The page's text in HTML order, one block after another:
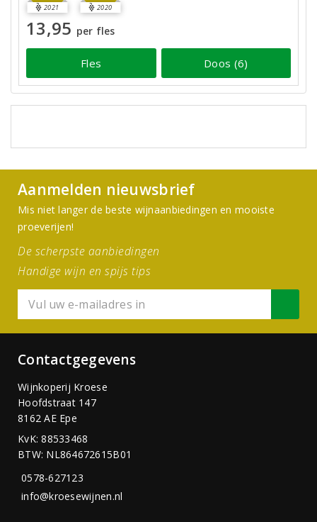
2021 2020
13,95 per fles
Fles Doos (6)
Aanmelden nieuwsbrief
Mis niet langer de beste wijnaanbiedingen en mooiste
proeverijen!
De scherpste aanbiedingen
Handige wijn en spijs tips
Contactgegevens
Wijnkoperij Kroese
Hoofdstraat 147
8162 AE Epe
KvK: 88533468
BTW: NL864672615B01
0578-627123
info@kroesewijnen.nl